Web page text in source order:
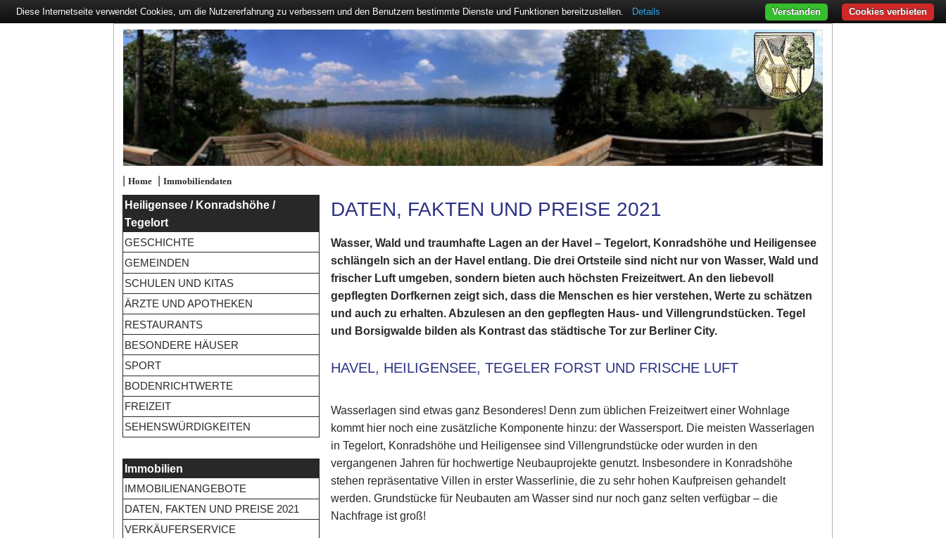
| Home| Immobiliendaten
Heiligensee / Konradshöhe /
Tegelort
GESCHICHTE
GEMEINDEN
SCHULEN UND KITAS
ÄRZTE UND APOTHEKEN
RESTAURANTS
BESONDERE HÄUSER
SPORT
BODENRICHTWERTE
FREIZEIT
SEHENSWÜRDIGKEITEN
Immobilien
IMMOBILIENANGEBOTE
DATEN, FAKTEN UND PREISE 2021
VERKÄUFERSERVICE
DATEN, FAKTEN UND PREISE 2021
Wasser, Wald und traumhafte Lagen an der Havel – Tegelort, Konradshöhe und Heiligensee
schlängeln sich an der Havel entlang. Die drei Ortsteile sind nicht nur von Wasser, Wald und
frischer Luft umgeben, sondern bieten auch höchsten Freizeitwert. An den liebevoll
gepflegten Dorfkernen zeigt sich, dass die Menschen es hier verstehen, Werte zu schätzen
und auch zu erhalten. Abzulesen an den gepflegten Haus- und Villengrundstücken. Tegel
und Borsigwalde bilden als Kontrast das städtische Tor zur Berliner City.
HAVEL, HEILIGENSEE, TEGELER FORST UND FRISCHE LUFT
Wasserlagen sind etwas ganz Besonderes! Denn zum üblichen Freizeitwert einer Wohnlage
kommt hier noch eine zusätzliche Komponente hinzu: der Wassersport. Die meisten Wasserlagen
in Tegelort, Konradshöhe und Heiligensee sind Villengrundstücke oder wurden in den
vergangenen Jahren für hochwertige Neubauprojekte genutzt. Insbesondere in Konradshöhe
stehen repräsentative Villen in erster Wasserlinie, die zu sehr hohen Kaufpreisen gehandelt
werden. Grundstücke für Neubauten am Wasser sind nur noch ganz selten verfügbar – die
Nachfrage ist groß!
Diese Internetseite verwendet Cookies, um die Nutzererfahrung zu verbessern und den Benutzern bestimmte Dienste und Funktionen bereitzustellen. Details Cookies verbieten
Verstanden